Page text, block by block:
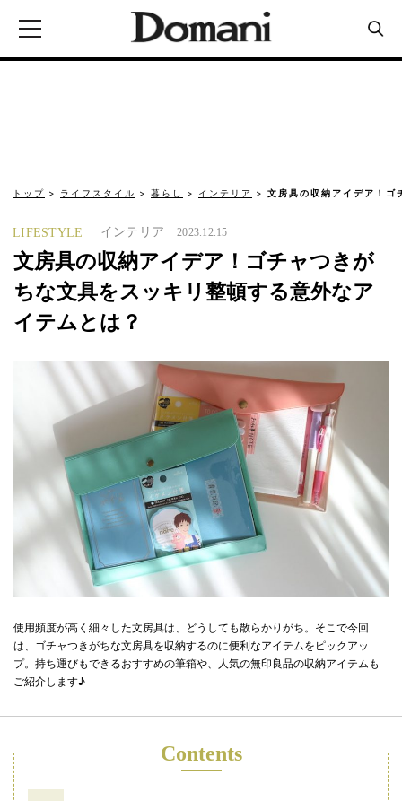
トップ ライフスタイル 暮らし インテリア 文房具の収納アイデア！
LIFESTYLE インテリア 2023.12.15
文房具の収納アイデア！ゴチャつきが
ちな文具をスッキリ整頓する意外なア
イテムとは？
使用頻度が高く細々した文房具は、どうしても散らかりがち。そこで今回
は、ゴチャつきがちな文房具を収納するのに便利なアイテムをピックアッ
プ。持ち運びもできるおすすめの筆箱や、人気の無印良品の収納アイテムも
ご紹介します♪
Contents